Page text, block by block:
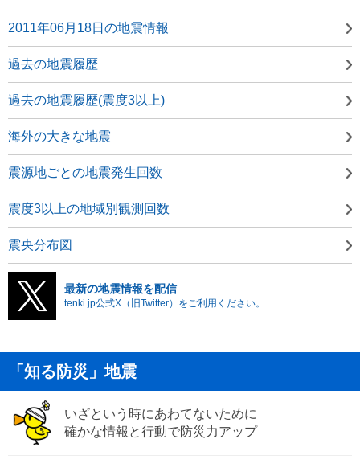
2011年06月18日の地震情報
過去の地震履歴
過去の地震履歴(震度3以上)
海外の大きな地震
震源地ごとの地震発生回数
震度3以上の地域別観測回数
震央分布図
最新の地震情報を配信
tenki.jp公式X（旧Twitter）をご利用ください。
「知る防災」地震
いざという時にあわてないために
確かな情報と行動で防災力アップ